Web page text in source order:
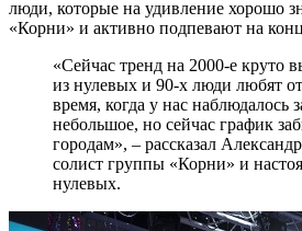
люди, которые на удивление хорошо
«Корни» и активно подпевают на
«Сейчас тренд на 2000-е круто
из нулевых и 90-х люди любят
время, когда у нас наблюдалось
небольшое, но сейчас график
городам», – рассказал
солист группы «Корни» и
нулевых.